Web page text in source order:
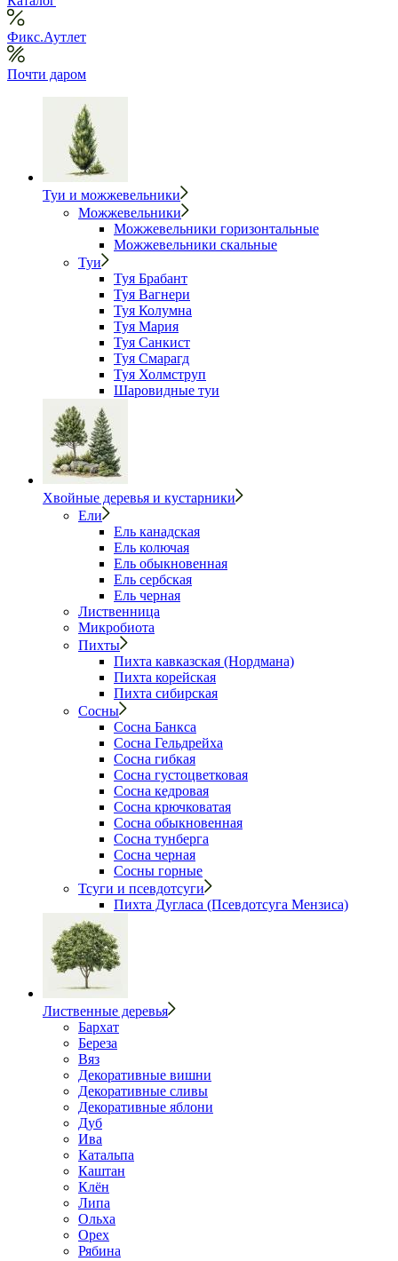
Фикс.Аутлет
Почти даром
Туи и можжевельники
Можжевельники
Можжевельники горизонтальные
Можжевельники скальные
Туи
Туя Брабант
Туя Вагнери
Туя Колумна
Туя Мария
Туя Санкист
Туя Смарагд
Туя Холмструп
Шаровидные туи
Хвойные деревья и кустарники
Ели
Ель канадская
Ель колючая
Ель обыкновенная
Ель сербская
Ель черная
Лиственница
Микробиота
Пихты
Пихта кавказская (Нордмана)
Пихта корейская
Пихта сибирская
Сосны
Сосна Банкса
Сосна Гельдрейха
Сосна гибкая
Сосна густоцветковая
Сосна кедровая
Сосна крючковатая
Сосна обыкновенная
Сосна тунберга
Сосна черная
Сосны горные
Тсуги и псевдотсуги
Пихта Дугласа (Псевдотсуга Мензиса)
Лиственные деревья
Бархат
Береза
Вяз
Декоративные вишни
Декоративные сливы
Декоративные яблони
Дуб
Ива
Катальпа
Каштан
Клён
Липа
Ольха
Орех
Рябина